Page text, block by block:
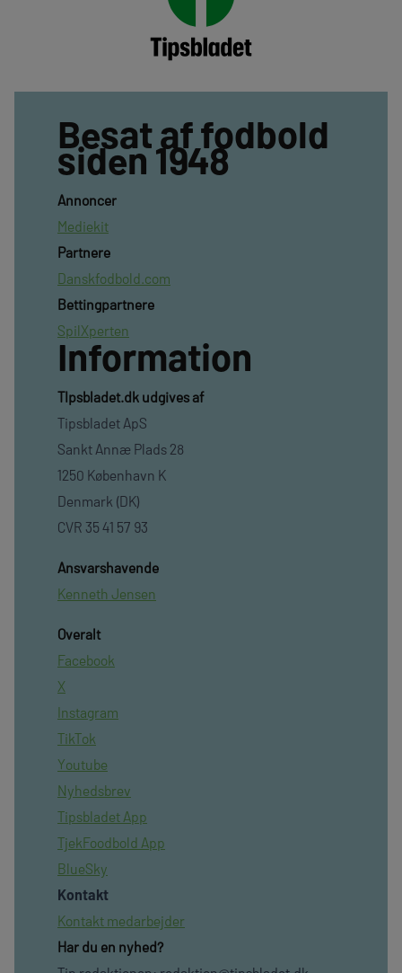
Besat af fodbold
siden 1948
Annoncer
Mediekit
Partnere
Danskfodbold.com
Bettingpartnere
SpilXperten
Information
TIpsbladet.dk udgives af
Tipsbladet ApS
Sankt Annæ Plads 28
1250 København K
Denmark (DK)
CVR 35 41 57 93
Ansvarshavende
Kenneth Jensen
Overalt
Facebook
X
Instagram
TikTok
Youtube
Nyhedsbrev
Tipsbladet App
TjekFoodbold App
BlueSky
Kontakt
Kontakt medarbejder
Har du en nyhed?